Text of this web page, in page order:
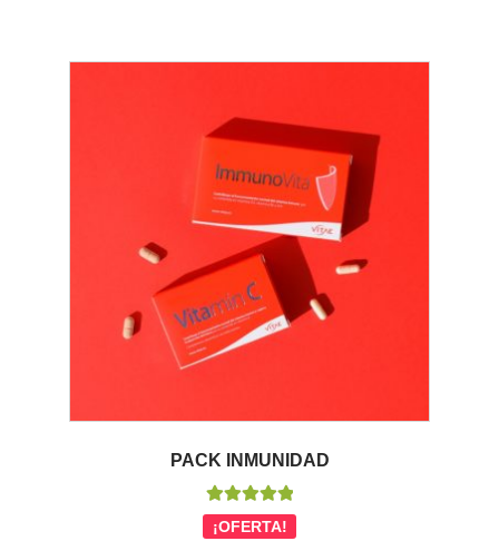
PACK INMUNIDAD
Valorado con
5.00de 5
¡OFERTA!